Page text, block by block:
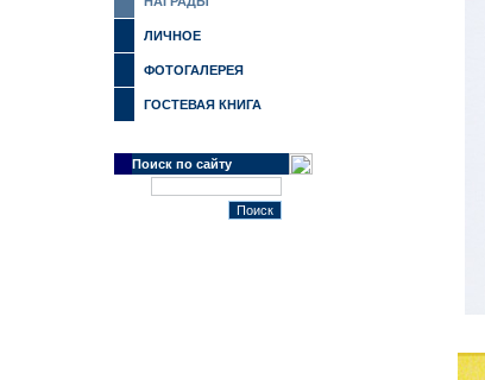
ЛИЧНОЕ
ФОТОГАЛЕРЕЯ
ГОСТЕВАЯ КНИГА
Поиск по сайту